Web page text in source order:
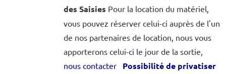
des Saisies Pour la location du matériel,
vous pouvez réserver celui-ci auprès de l'un
de nos partenaires de location, nous vous
apporterons celui-ci le jour de la sortie,
nous contacter
Possibilité de privatiser